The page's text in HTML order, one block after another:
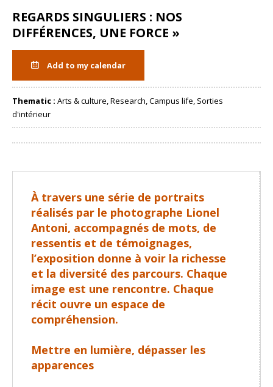
REGARDS SINGULIERS : NOS
DIFFÉRENCES, UNE FORCE »
Add to my calendar
Thematic : Arts & culture, Research, Campus life, Sorties
d'intérieur
À travers une série de portraits
réalisés par le photographe Lionel
Antoni, accompagnés de mots, de
ressentis et de témoignages,
l’exposition donne à voir la richesse
et la diversité des parcours. Chaque
image est une rencontre. Chaque
récit ouvre un espace de
compréhension.
Mettre en lumière, dépasser les
apparences